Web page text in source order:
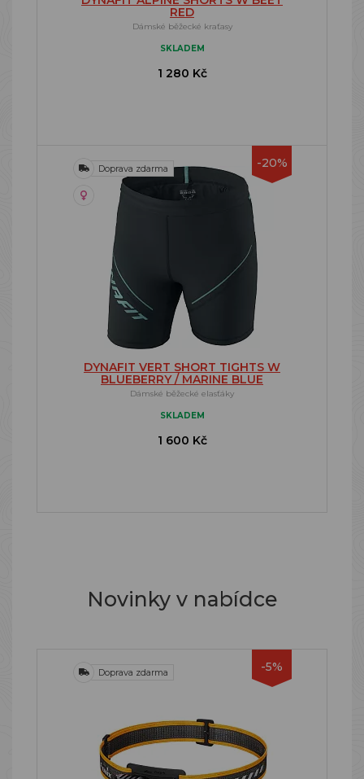
RED
Dámské běžecké kraťasy
SKLADEM
1 280 Kč
-20%
Doprava zdarma
DYNAFIT VERT SHORT TIGHTS W
BLUEBERRY / MARINE BLUE
Dámské běžecké elasťáky
SKLADEM
1 600 Kč
Novinky v nabídce
-5%
Doprava zdarma